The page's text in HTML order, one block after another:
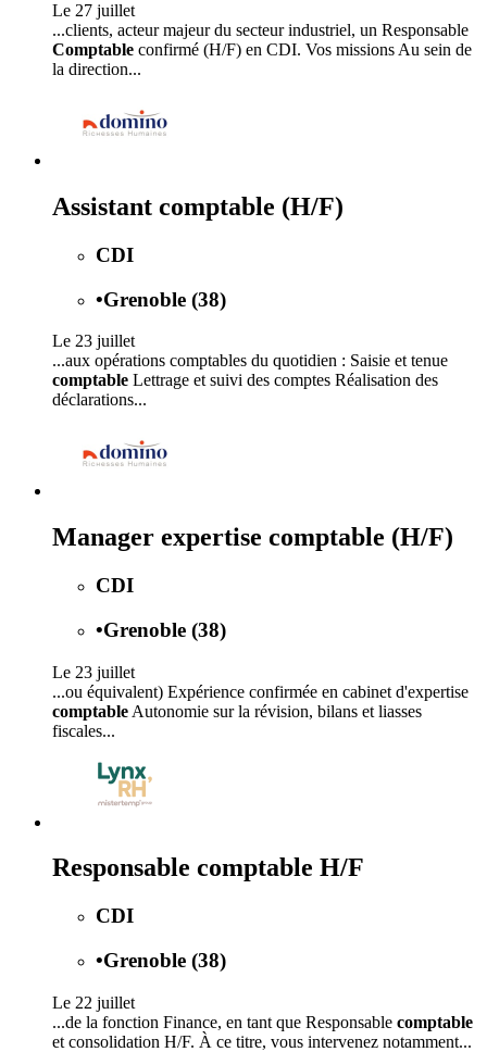
Le 27 juillet
...clients, acteur majeur du secteur industriel, un Responsable
Comptable confirmé (H/F) en CDI. Vos missions Au sein de
la direction...
Assistant comptable (H/F)
CDI
•Grenoble (38)
Le 23 juillet
...aux opérations comptables du quotidien : Saisie et tenue
comptable Lettrage et suivi des comptes Réalisation des
déclarations...
Manager expertise comptable (H/F)
CDI
•Grenoble (38)
Le 23 juillet
...ou équivalent) Expérience confirmée en cabinet d'expertise
comptable Autonomie sur la révision, bilans et liasses
fiscales...
Responsable comptable H/F
CDI
•Grenoble (38)
Le 22 juillet
...de la fonction Finance, en tant que Responsable comptable
et consolidation H/F. À ce titre, vous intervenez notamment...